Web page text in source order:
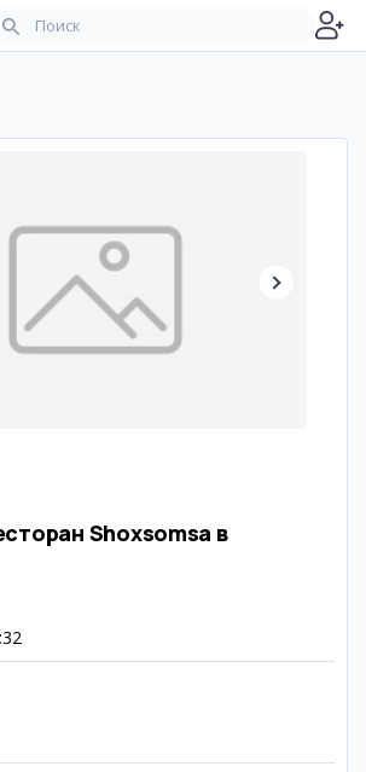
Shoxsomsa в